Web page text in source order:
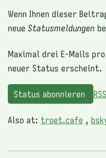
Wenn Ihnen dieser
neue Statusmeldungen
Maximal drei E-Mails
neuer Status erscheint.
Status abonnieren
Also at: troet.cafe ,